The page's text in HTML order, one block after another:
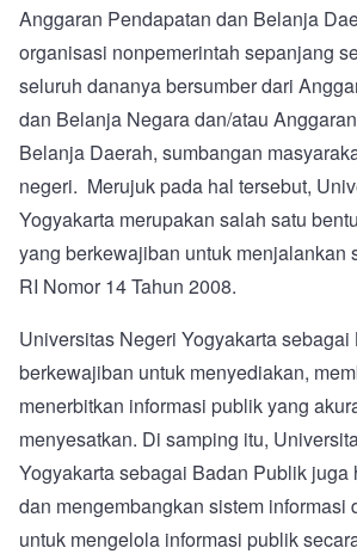
Anggaran Pendapatan dan Belanja
organisasi nonpemerintah sepanjang
seluruh dananya bersumber dari
dan Belanja Negara dan/atau
Belanja Daerah, sumbangan
negeri. Merujuk pada hal tersebut,
Yogyakarta merupakan salah satu
yang berkewajiban untuk menjalankan
RI Nomor 14 Tahun 2008.
Universitas Negeri Yogyakarta
berkewajiban untuk menyediakan,
menerbitkan informasi publik yang
menyesatkan. Di samping itu,
Yogyakarta sebagai Badan Publik juga
dan mengembangkan sistem informasi
untuk mengelola informasi publik